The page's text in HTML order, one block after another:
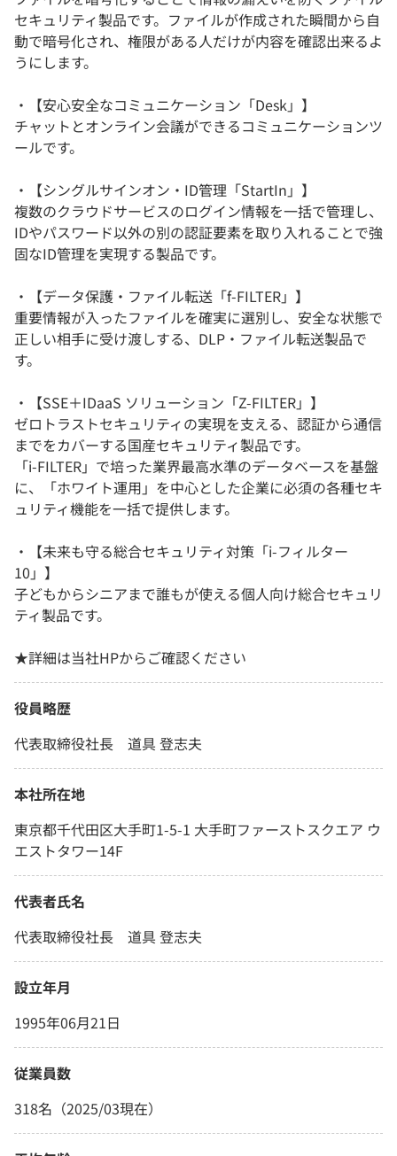
セキュリティ製品です。ファイルが作成された瞬間から自
動で暗号化され、権限がある人だけが内容を確認出来るよ
うにします。
・【安心安全なコミュニケーション「Desk」】
チャットとオンライン会議ができるコミュニケーションツ
ールです。
・【シングルサインオン・ID管理「StartIn」】
複数のクラウドサービスのログイン情報を一括で管理し、
IDやパスワード以外の別の認証要素を取り入れることで強
固なID管理を実現する製品です。
・【データ保護・ファイル転送「f-FILTER」】
重要情報が入ったファイルを確実に選別し、安全な状態で
正しい相手に受け渡しする、DLP・ファイル転送製品で
す。
・【SSE＋IDaaS ソリューション「Z-FILTER」】
ゼロトラストセキュリティの実現を支える、認証から通信
までをカバーする国産セキュリティ製品です。
「i-FILTER」で培った業界最高水準のデータベースを基盤
に、「ホワイト運用」を中心とした企業に必須の各種セキ
ュリティ機能を一括で提供します。
・【未来も守る総合セキュリティ対策「i-フィルター
10」】
子どもからシニアまで誰もが使える個人向け総合セキュリ
ティ製品です。
★詳細は当社HPからご確認ください
役員略歴
代表取締役社長 道具 登志夫
本社所在地
東京都千代田区大手町1-5-1 大手町ファーストスクエア ウ
エストタワー14F
代表者氏名
代表取締役社長 道具 登志夫
設立年月
1995年06月21日
従業員数
318名（2025/03現在）